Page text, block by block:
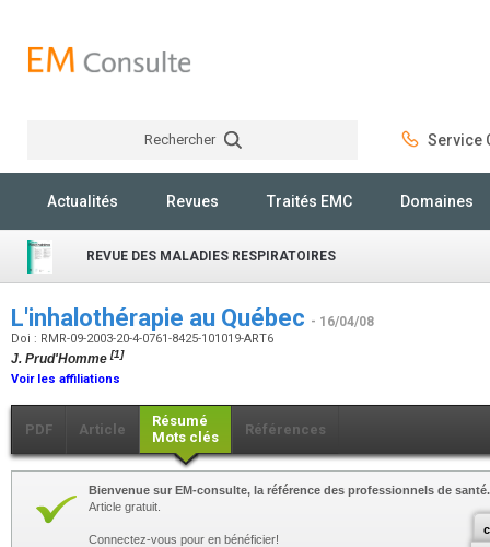
Rechercher Service
Actualités Revues Traités EMC Domaines
REVUE DES MALADIES RESPIRATOIRES
L'inhalothérapie au Québec - 16/04/08
Doi : RMR-09-2003-20-4-0761-8425-101019-ART6
J. Prud'Homme [1]
Voir les affiliations
PDF Article
Résumé
Mots clés
Références
Bienvenue sur EM-consulte, la référence des professionnels de santé.
Article gratuit.
Connectez-vous pour en bénéficier!